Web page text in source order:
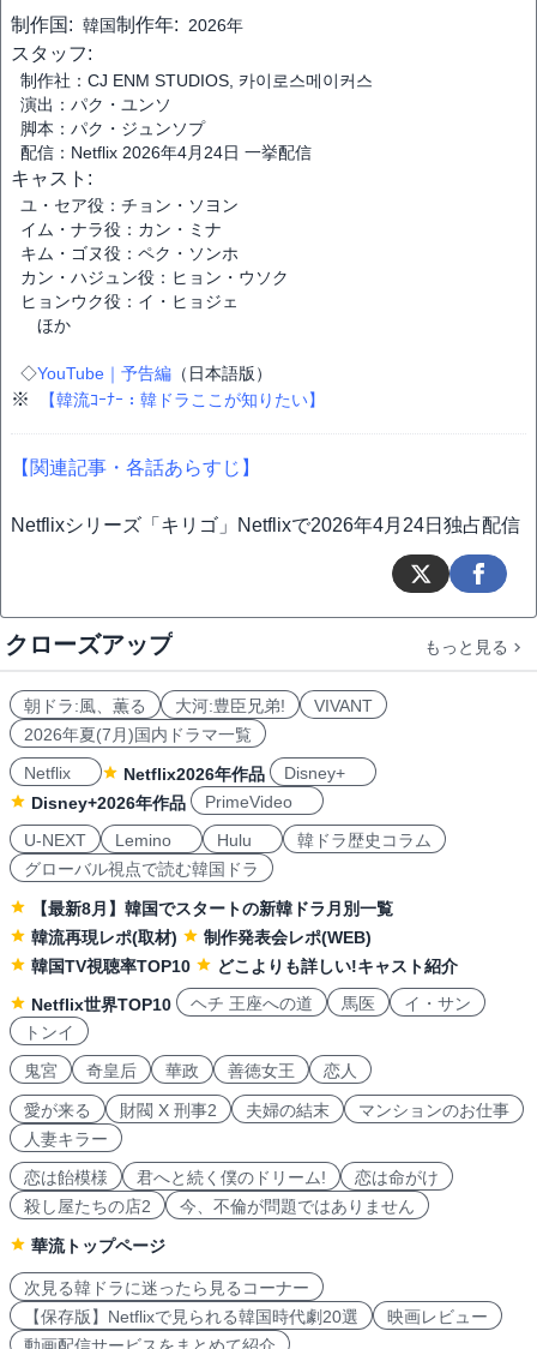
制作国: 韓国制作年: 2026年
スタッフ:
制作社：CJ ENM STUDIOS, 카이로스메이커스
演出：パク・ユンソ
脚本：パク・ジュンソプ
配信：Netflix 2026年4月24日 一挙配信
キャスト:
ユ・セア役：チョン・ソヨン
イム・ナラ役：カン・ミナ
キム・ゴヌ役：ペク・ソンホ
カン・ハジュン役：ヒョン・ウソク
ヒョンウク役：イ・ヒョジェ
ほか
◇YouTube｜予告編 （日本語版）
※ 【韓流ｺｰﾅｰ：韓ドラここが知りたい】
【関連記事・各話あらすじ】
Netflixシリーズ「キリゴ」Netflixで2026年4月24日独占配信
クローズアップ もっと見る
朝ドラ:風、薫る 大河:豊臣兄弟!
VIVANT
2026年夏(7月)国内ドラマ一覧
Netflix
Netflix2026年作品
Disney+
Disney+2026年作品
PrimeVideo
U-NEXT
Lemino Hulu
韓ドラ歴史コラム
グローバル視点で読む韓国ドラ
【最新8月】韓国でスタートの新韓ドラ月別一覧
韓流再現レポ(取材)
制作発表会レポ(WEB)
韓国TV視聴率TOP10
どこよりも詳しい!キャスト紹介
Netflix世界TOP10
ヘチ 王座への道 馬医
イ・サン
トンイ
鬼宮
奇皇后 華政 善徳女王 恋人
愛が来る 財閥 X 刑事2 夫婦の結末
マンションのお仕事
人妻キラー
恋は飴模様
君へと続く僕のドリーム!
恋は命がけ
殺し屋たちの店2
今、不倫が問題ではありません
華流トップページ
次見る韓ドラに迷ったら見るコーナー
【保存版】Netflixで見られる韓国時代劇20選
映画レビュー